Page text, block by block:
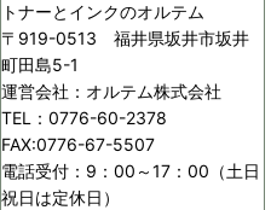
トナーとインクのオルテム
〒919-0513 福井県坂井市坂井
町田島5-1
運営会社：オルテム株式会社
TEL：0776-60-2378
FAX:0776-67-5507
電話受付：9：00～17：00（土日
祝日は定休日）